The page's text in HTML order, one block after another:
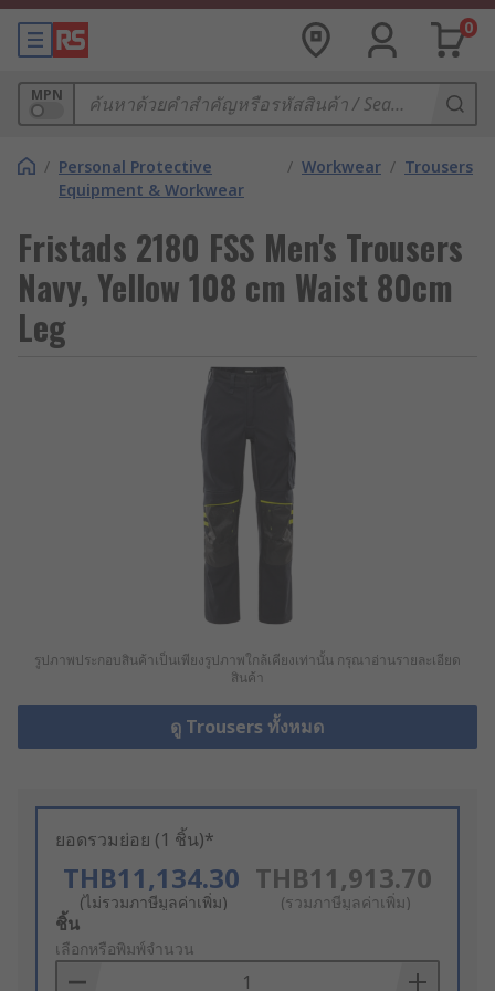
0
MPN
/ Personal Protective
Equipment & Workwear
/ Workwear / Trousers
Fristads 2180 FSS Men's Trousers
Navy, Yellow 108 cm Waist 80cm
Leg
รูปภาพประกอบสินค้าเป็นเพียงรูปภาพใกล้เคียงเท่านั้น กรุณาอ่านรายละเอียด
สินค้า
ดู Trousers ทั้งหมด
ยอดรวมย่อย (1 ชิ้น)*
THB11,134.30
(ไม่รวมภาษีมูลค่าเพิ่ม)
THB11,913.70
(รวมภาษีมูลค่าเพิ่ม)
Add
to
Basket
ชิ้น
เลือกหรือพิมพ์จำนวน